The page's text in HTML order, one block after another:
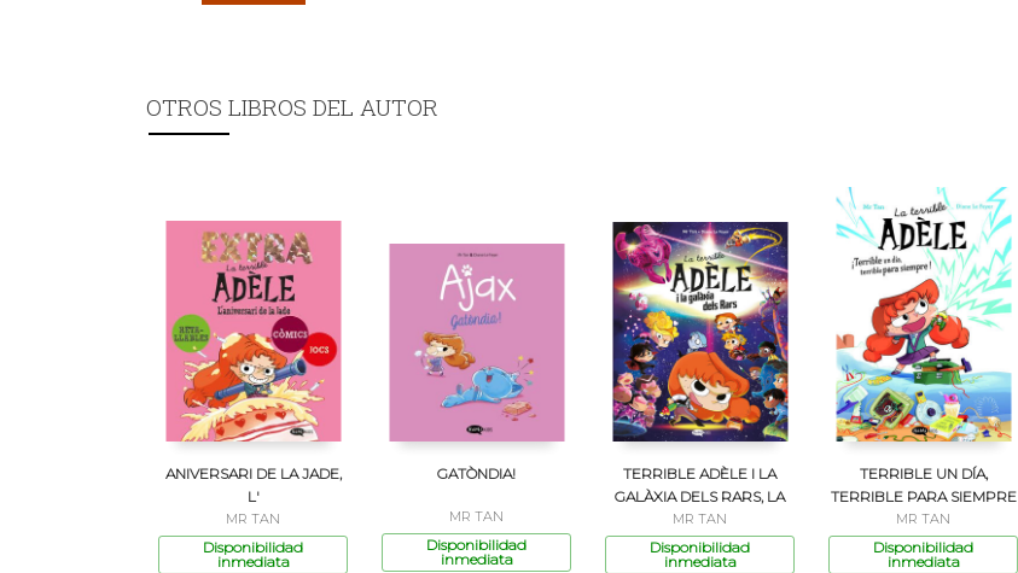
OTROS LIBROS DEL AUTOR
ANIVERSARI DE LA JADE,
L'
MR TAN
Disponibilidad
inmediata
GATÒNDIA!
MR TAN
Disponibilidad
inmediata
TERRIBLE ADÈLE I LA
GALÀXIA DELS RARS, LA
MR TAN
Disponibilidad
inmediata
TERRIBLE UN DÍA,
TERRIBLE PARA SIEMPRE
MR TAN
Disponibilidad
inmediata